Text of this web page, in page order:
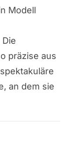
Modell
präzise aus
an dem sie